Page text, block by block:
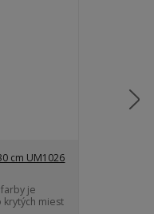
cm UM1026
je
miest